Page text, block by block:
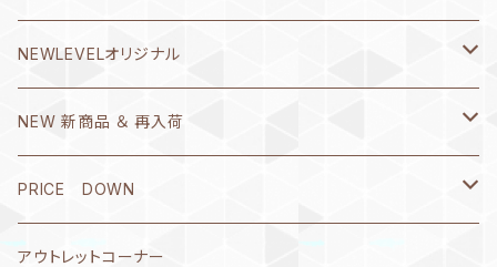
NEWLEVELオリジナル
Ｔシャツ
書き心 春流・破留(ハル)シリーズ
REBORN(リヴォーン)
NEW 新商品 ＆ 再入荷
8月1日～10日
7月21日～31日
PRICE DOWN
2026年5月
アウトレットコーナー